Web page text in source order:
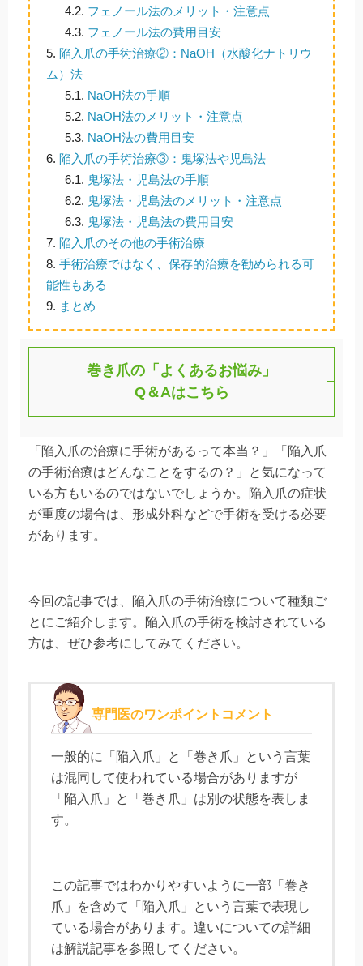
4.2. フェノール法のメリット・注意点
4.3. フェノール法の費用目安
5. 陥入爪の手術治療②：NaOH（水酸化ナトリウ
ム）法
5.1. NaOH法の手順
5.2. NaOH法のメリット・注意点
5.3. NaOH法の費用目安
6. 陥入爪の手術治療③：鬼塚法や児島法
6.1. 鬼塚法・児島法の手順
6.2. 鬼塚法・児島法のメリット・注意点
6.3. 鬼塚法・児島法の費用目安
7. 陥入爪のその他の手術治療
8. 手術治療ではなく、保存的治療を勧められる可
能性もある
9. まとめ
巻き爪の「よくあるお悩み」
Q＆Aはこちら
「陥入爪の治療に手術があるって本当？」「陥入爪
の手術治療はどんなことをするの？」と気になって
いる方もいるのではないでしょうか。陥入爪の症状
が重度の場合は、形成外科などで手術を受ける必要
があります。
今回の記事では、陥入爪の手術治療について種類ご
とにご紹介します。陥入爪の手術を検討されている
方は、ぜひ参考にしてみてください。
専門医のワンポイントコメント
一般的に「陥入爪」と「巻き爪」という言葉
は混同して使われている場合がありますが
「陥入爪」と「巻き爪」は別の状態を表しま
す。
この記事ではわかりやすいように一部「巻き
爪」を含めて「陥入爪」という言葉で表現し
ている場合があります。違いについての詳細
は解説記事を参照してください。